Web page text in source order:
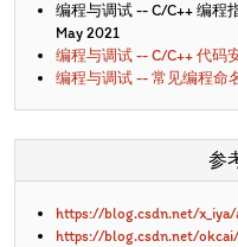
编程与调试 -- C/C++ 编程
May 2021
编程与调试 -- C/C++ 代码
编程与调试 -- 常见编程命
参
https://blog.csdn.net/
https://blog.csdn.net/